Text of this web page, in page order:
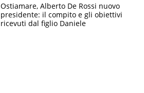
Ostiamare, Alberto De Rossi nuovo
presidente: il compito e gli obiettivi
ricevuti dal figlio Daniele